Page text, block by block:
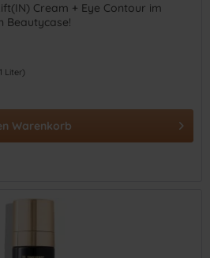
Cream + Eye Contour im
Beautycase!
Liter)
Warenkorb